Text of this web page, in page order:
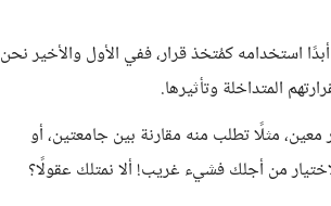
استخدامه كمُتخذ قرار، ففي الأول والأخير نحن
المتداخلة وتأثيرها.
مثلًا تطلب منه مقارنة بين جامعتين، أو
من أجلك فشيء غريب! ألا نمتلك عقولًا؟